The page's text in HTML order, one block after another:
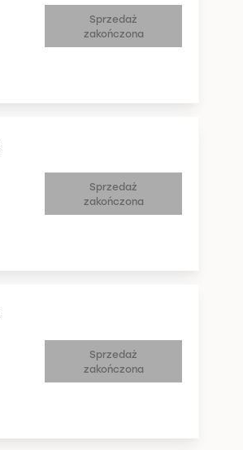
Sprzedaż
zakończona
Sprzedaż
zakończona
Sprzedaż
zakończona